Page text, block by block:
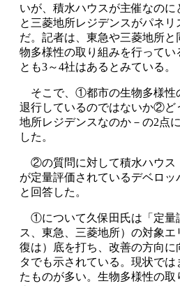
いが、積水ハウスが主催なの
と三菱地所レジデンスがパネ
だ。記者は、東急や三菱地所
物多様性の取り組みを行ってい
とも3～4社はあるとみている。
そこで、①都市の生物多様性
退行しているのではないか②ど
地所レジデンスなのか－の2点
した。
②の質問に対して積水ハウス
が定量評価されているデベロッ
と回答した。
①について久保田氏は「定量
ス、東急、三菱地所）の対象エ
復は）底を打ち、改善の方向
タでも示されている。現状で
たものが多い。生物多様性の